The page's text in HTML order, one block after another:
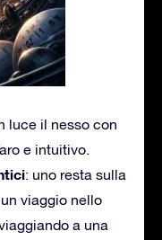
luce il nesso con
e intuitivo.
: uno resta sulla
viaggio nello
a una